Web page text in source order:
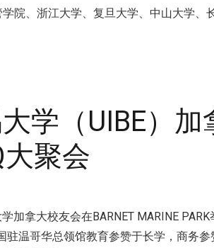
院、浙江大学、复旦大学、中山大学、
学（UIBE）
聚会
加拿大校友会在BARNET MARINE
驻温哥华总领馆教育参赞于长学，商务